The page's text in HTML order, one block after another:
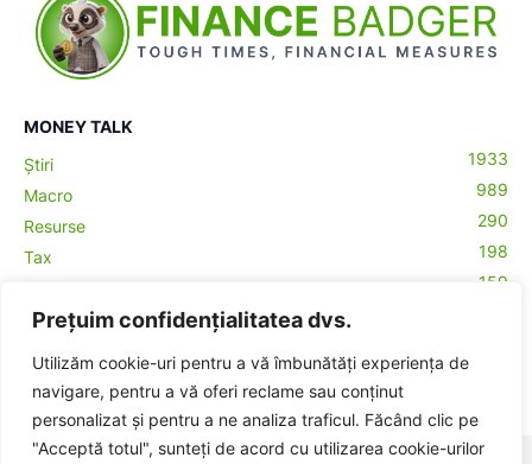
Prețuim confidențialitatea dvs.
Utilizăm cookie-uri pentru a vă îmbunătăți experiența de
navigare, pentru a vă oferi reclame sau conținut
personalizat și pentru a ne analiza traficul. Făcând clic pe
"Acceptă totul", sunteți de acord cu utilizarea cookie-urilor
MONEY TALK
Știri
1933
Macro
989
Resurse
290
Tax
198
159
Contabilitate
Crypto